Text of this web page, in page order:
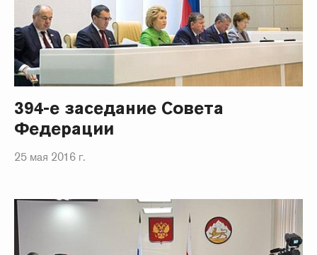
394-е заседание Совета
Федерации
25 мая 2016 г.